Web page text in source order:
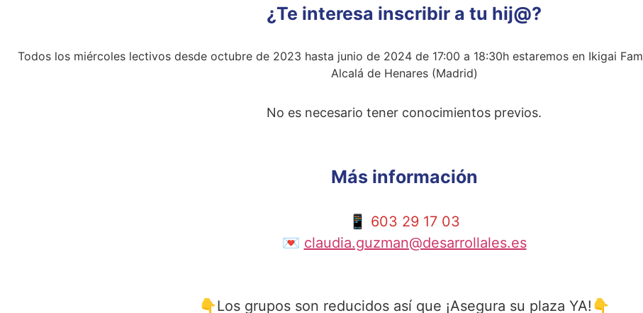
¿Te interesa inscribir a tu hij@?
Todos los miércoles lectivos desde octubre de 2023 hasta junio de 2024 de 17:00 a 18:30h estaremos en Ikigai
Alcalá de Henares (Madrid)
No es necesario tener conocimientos previos.
Más información
📱 603 29 17 03
💌 claudia.guzman@desarrollales.es
👇Los grupos son reducidos así que ¡Asegura su plaza YA!👇